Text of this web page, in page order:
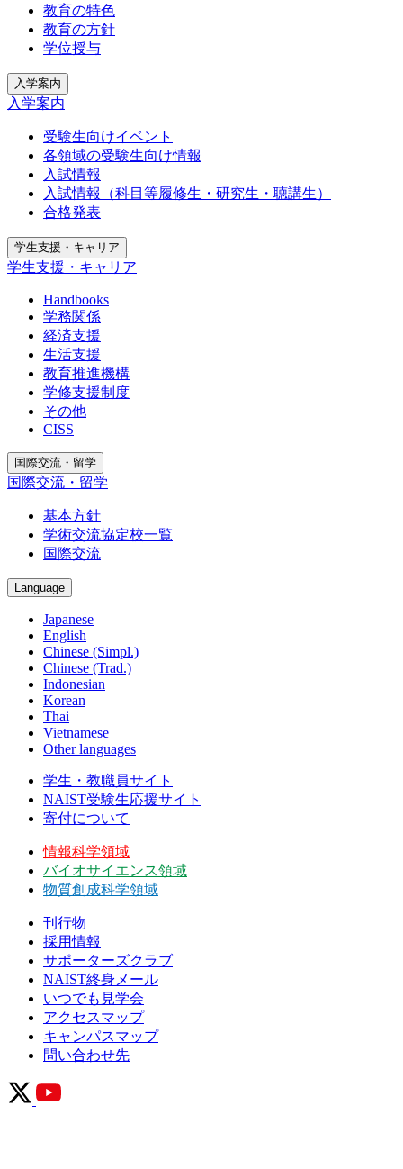
教育の特色
教育の方針
学位授与
入学案内
入学案内
受験生向けイベント
各領域の受験生向け情報
入試情報
入試情報（科目等履修生・研究生・聴講生）
合格発表
学生支援・キャリア
学生支援・キャリア
Handbooks
学務関係
経済支援
生活支援
教育推進機構
学修支援制度
その他
CISS
国際交流・留学
国際交流・留学
基本方針
学術交流協定校一覧
国際交流
Language
Japanese
English
Chinese (Simpl.)
Chinese (Trad.)
Indonesian
Korean
Thai
Vietnamese
Other languages
学生・教職員サイト
NAIST受験生応援サイト
寄付について
情報科学領域
バイオサイエンス領域
物質創成科学領域
刊行物
採用情報
サポーターズクラブ
NAIST終身メール
いつでも見学会
アクセスマップ
キャンパスマップ
問い合わせ先